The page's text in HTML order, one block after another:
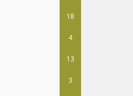
18
4
13
3